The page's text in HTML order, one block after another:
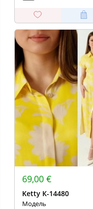
69,00 €
Ketty К-14480
Модель